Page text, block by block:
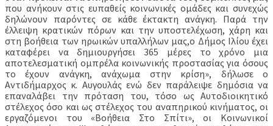
που ανήκουν στις ευπαθείς κοινωνικές ομάδες και συνεχώς
δηλώνουν παρόντες σε κάθε έκτακτη ανάγκη. Παρά την
έλλειψη κρατικών πόρων και την υποστελέχωση, χάρη και
στη βοήθεια των ηρωικών υπαλλήλων μας,ο Δήμος Ιλίου έχει
καταφέρει να δημιουργήσει 365 μέρες το χρόνο μια
αποτελεσματική ομπρέλα κοινωνικής προστασίας για όσους
το έχουν ανάγκη, ανάχωμα στην κρίση», δήλωσε ο
Αντιδήμαρχος κ. Αυγουλάς ενώ δεν παράλειψε δημόσια να
επαναλάβει την πρόταση του, τόσο ως Αυτοδιοικητικό
στέλεχος όσο και ως στέλεχος του αναπηρικού κινήματος, οι
εργαζόμενοι του «Βοήθεια Στο Σπίτι», οι Κοινωνικοί